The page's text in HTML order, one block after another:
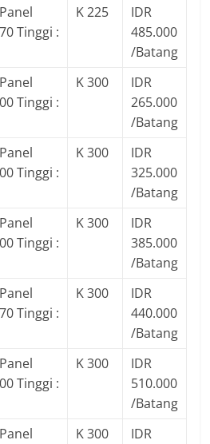
Tinggi :
K 225
IDR
485.000
/Batang
Tinggi :
K 300
IDR
265.000
/Batang
Tinggi :
K 300
IDR
325.000
/Batang
Tinggi :
K 300
IDR
385.000
/Batang
Tinggi :
K 300
IDR
440.000
/Batang
Tinggi :
K 300
IDR
510.000
/Batang
K 300
IDR